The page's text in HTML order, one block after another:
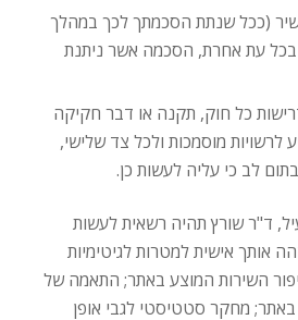
(ככל שנתת הסכמתך לכך במהלך
בכל עת אחרת, הסכמה אשר ניתנת
כל חוק, תקנה או דבר חקיקה
לרשויות מוסמכות ולכל צד שלישי,
לב כי עליה לעשות כן.
ד"ר שורץ תהיה רשאית לעשות
אותך אישית למטרות לגיטימיות
השירות המוצע באתר; התאמה של
באתר; מחקר סטטיסטי לגבי אופן